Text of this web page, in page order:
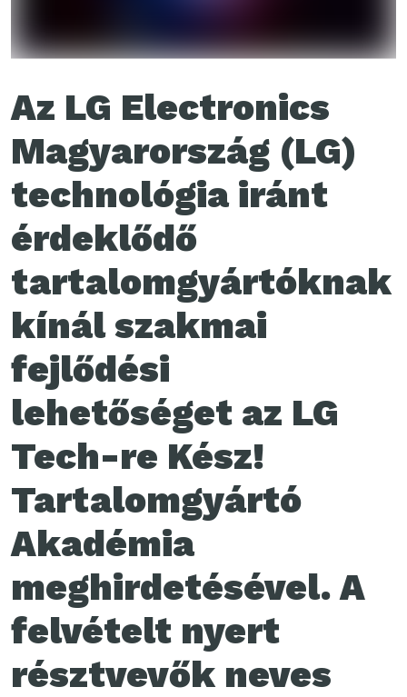
Az LG Electronics
Magyarország (LG)
technológia iránt
érdeklődő
tartalomgyártóknak
kínál szakmai
fejlődési
lehetőséget az LG
Tech-re Kész!
Tartalomgyártó
Akadémia
meghirdetésével. A
felvételt nyert
résztvevők neves